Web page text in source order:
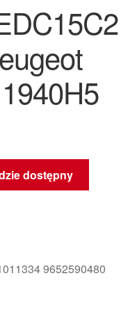
dostępny
9652590480